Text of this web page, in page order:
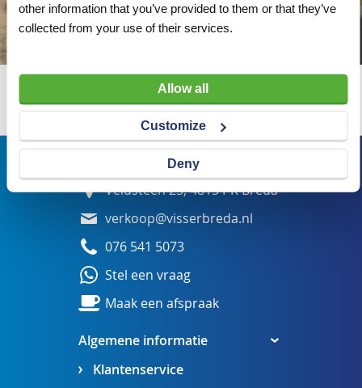
other information that you’ve provided to them or that they’ve
collected from your use of their services.
Allow all
Customize
Deny
Algemene informatie
Klantenservice
Veldsteen 25, 4815 PK Breda
verkoop@visserbreda.nl
076 541 5073
Stel een vraag
Maak een afspraak